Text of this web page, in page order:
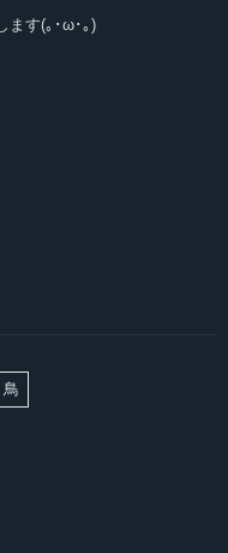
ます(｡･ω･｡)
鳥